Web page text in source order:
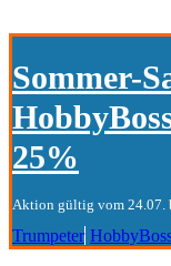
Sommer-
25%
Aktion gültig vom 24.07.
Trumpeter